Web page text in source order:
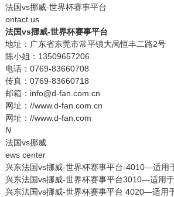
法国vs挪威-世界杯赛事平台
ontact us
法国vs挪威-世界杯赛事平台
地址：广东省东莞市常平镇大呙恒丰二路2号
陈小姐：13509657206
电话：0769-83660708
传真：0769-83660718
邮箱：info@d-fan.com.cn
网址：//www.d-fan.com.cn
网址：//www.d-fan.com
N
法国vs挪威
ews center
兴东法国vs挪威-世界杯赛事平台-4010—适用
兴东法国vs挪威-世界杯赛事平台3010—适用
兴东法国vs挪威-世界杯赛事平台 4020—适用